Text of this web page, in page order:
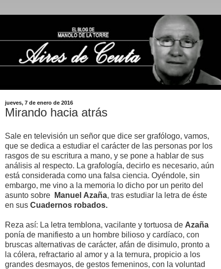
jueves, 7 de enero de 2016
Mirando hacia atrás
Sale en televisión un señor que dice ser grafólogo, vamos,
que se dedica a estudiar el carácter de las personas por los
rasgos de su escritura a mano, y se pone a hablar de sus
análisis al respecto. La grafología, decirlo es necesario, aún
está considerada como una falsa ciencia. Oyéndole, sin
embargo, me vino a la memoria lo dicho por un perito del
asunto sobre
Manuel Azaña, tras estudiar la letra de éste
en sus Cuadernos robados.
Reza así: La letra temblona, vacilante y tortuosa de Azaña
ponía de manifiesto a un hombre bilioso y cardíaco, con
bruscas alternativas de carácter, afán de disimulo, pronto a
la cólera, refractario al amor y a la ternura, propicio a los
grandes desmayos, de gestos femeninos, con la voluntad